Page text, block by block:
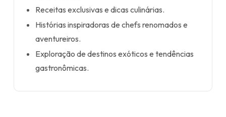
Receitas exclusivas e dicas culinárias.
Histórias inspiradoras de chefs renomados e
aventureiros.
Exploração de destinos exóticos e tendências
gastronômicas.